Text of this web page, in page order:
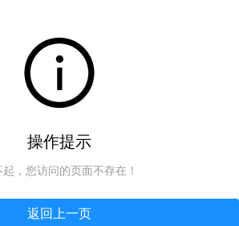
操作提示
起，您访问的页面不存在！
返回上一页